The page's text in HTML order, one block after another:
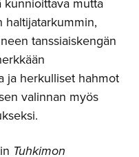
haltijatarkummin,
tanssiaiskengän
ja herkulliset hahmot
valinnan myös
Tuhkimon